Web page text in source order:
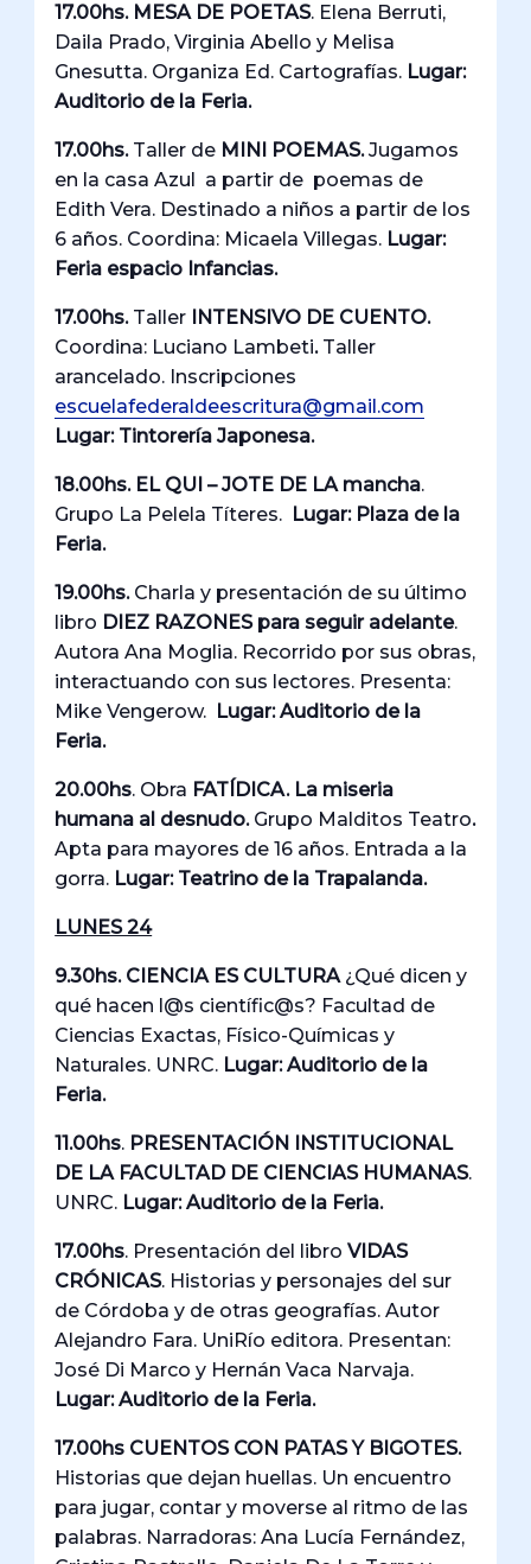
17.00hs. MESA DE POETAS. Elena Berruti,
Daila Prado, Virginia Abello y Melisa
Gnesutta. Organiza Ed. Cartografías. Lugar:
Auditorio de la Feria.
17.00hs. Taller de MINI POEMAS.Jugamos
en la casa Azul a partir de poemas de
Edith Vera. Destinado a niños a partir de los
6 años. Coordina: Micaela Villegas. Lugar:
Feria espacio Infancias.
17.00hs. Taller INTENSIVO DE CUENTO.
Coordina: Luciano Lambeti. Taller
arancelado. Inscripciones
escuelafederaldeescritura@gmail.com
Lugar: Tintorería Japonesa.
18.00hs. EL QUI – JOTE DE LA mancha.
Grupo La Pelela Títeres. Lugar: Plaza de la
Feria.
19.00hs.Charla y presentación de su último
libro DIEZ RAZONES para seguir adelante.
Autora Ana Moglia. Recorrido por sus obras,
interactuando con sus lectores. Presenta:
Mike Vengerow. Lugar: Auditorio de la
Feria.
20.00hs. Obra FATÍDICA. La miseria
humana al desnudo. Grupo Malditos Teatro.
Apta para mayores de 16 años. Entrada a la
gorra. Lugar: Teatrino de la Trapalanda.
LUNES 24
9.30hs. CIENCIA ES CULTURA ¿Qué dicen y
qué hacen l@s científic@s? Facultad de
Ciencias Exactas, Físico-Químicas y
Naturales. UNRC. Lugar: Auditorio de la
Feria.
11.00hs. PRESENTACIÓN INSTITUCIONAL
DE LA FACULTAD DE CIENCIAS HUMANAS.
UNRC. Lugar: Auditorio de la Feria.
17.00hs. Presentación del libroVIDAS
CRÓNICAS. Historias y personajes del sur
de Córdoba y de otras geografías. Autor
Alejandro Fara. UniRío editora. Presentan:
José Di Marco y Hernán Vaca Narvaja.
Lugar: Auditorio de la Feria.
17.00hs CUENTOS CON PATAS Y BIGOTES.
Historias que dejan huellas. Un encuentro
para jugar, contar y moverse al ritmo de las
palabras. Narradoras: Ana Lucía Fernández,